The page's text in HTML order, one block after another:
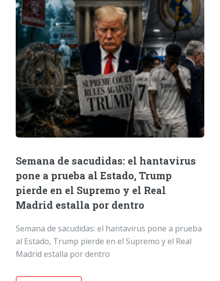
Semana de sacudidas: el hantavirus
pone a prueba al Estado, Trump
pierde en el Supremo y el Real
Madrid estalla por dentro
Semana de sacudidas: el hantavirus pone a prueba
al Estado, Trump pierde en el Supremo y el Real
Madrid estalla por dentro